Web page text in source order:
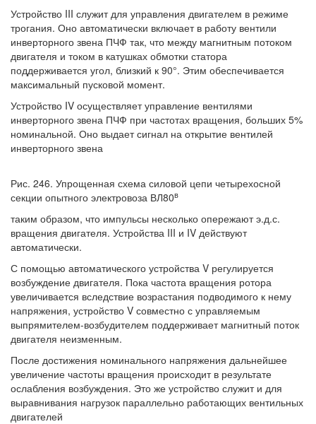
Устройство III служит для управления двигателем в режиме
трогания. Оно автоматически включает в работу вентили
инверторного звена ПЧФ так, что между магнитным потоком
двигателя и током в катушках обмотки статора
поддерживается угол, близкий к 90°. Этим обеспечивается
максимальный пусковой момент.
Устройство IV осуществляет управление вентилями
инверторного звена ПЧФ при частотах вращения, больших 5%
номинальной. Оно выдает сигнал на открытие вентилей
инверторного звена
Рис. 246. Упрощенная схема силовой цепи четырехосной
секции опытного электровоза ВЛ80в
таким образом, что импульсы несколько опережают э.д.с.
вращения двигателя. Устройства III и IV действуют
автоматически.
С помощью автоматического устройства V регулируется
возбуждение двигателя. Пока частота вращения ротора
увеличивается вследствие возрастания подводимого к нему
напряжения, устройство V совместно с управляемым
выпрямителем-возбудителем поддерживает магнитный поток
двигателя неизменным.
После достижения номинального напряжения дальнейшее
увеличение частоты вращения происходит в результате
ослабления возбуждения. Это же устройство служит и для
выравнивания нагрузок параллельно работающих вентильных
двигателей